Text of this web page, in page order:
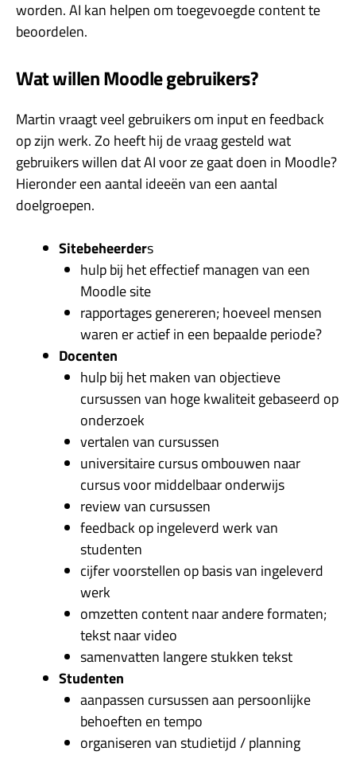
worden. AI kan helpen om toegevoegde content te
beoordelen.
Wat willen Moodle gebruikers?
Martin vraagt veel gebruikers om input en feedback
op zijn werk. Zo heeft hij de vraag gesteld wat
gebruikers willen dat AI voor ze gaat doen in Moodle?
Hieronder een aantal ideeën van een aantal
doelgroepen.
Sitebeheerders
hulp bij het effectief managen van een
Moodle site
rapportages genereren; hoeveel mensen
waren er actief in een bepaalde periode?
Docenten
hulp bij het maken van objectieve
cursussen van hoge kwaliteit gebaseerd op
onderzoek
vertalen van cursussen
universitaire cursus ombouwen naar
cursus voor middelbaar onderwijs
review van cursussen
feedback op ingeleverd werk van
studenten
cijfer voorstellen op basis van ingeleverd
werk
omzetten content naar andere formaten;
tekst naar video
samenvatten langere stukken tekst
Studenten
aanpassen cursussen aan persoonlijke
behoeften en tempo
organiseren van studietijd / planning